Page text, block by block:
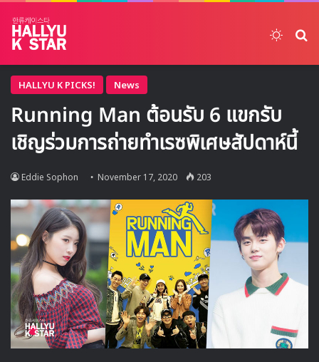
HALLYU K PICKS! News
Running Man ต้อนรับ 6 แขกรับ
เชิญร่วมการถ่ายทำเรซพิเศษสัปดาห์นี้
Eddie Sophon November 17, 2020 203